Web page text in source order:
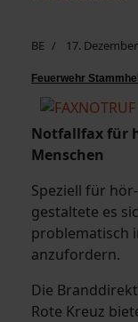
BE 17.
Feuerwehr
Notfallfax für
Menschen
Speziell für
gestaltete es
problematisch
anzufordern.
Die
Rote Kreuz